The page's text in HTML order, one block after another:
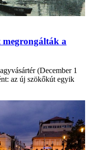
a
(December 1
az új szökőkút egyik